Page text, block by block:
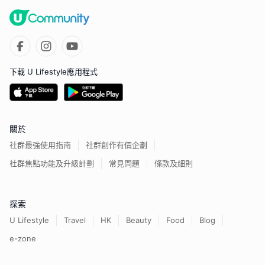
下載 U Lifestyle應用程式
關於
社群最強使用指南
社群創作有價企劃
社群焦點功能及升級計劃
常見問題 條款及細則
探索
U Lifestyle Travel HK Beauty Food
Blog
e-zone